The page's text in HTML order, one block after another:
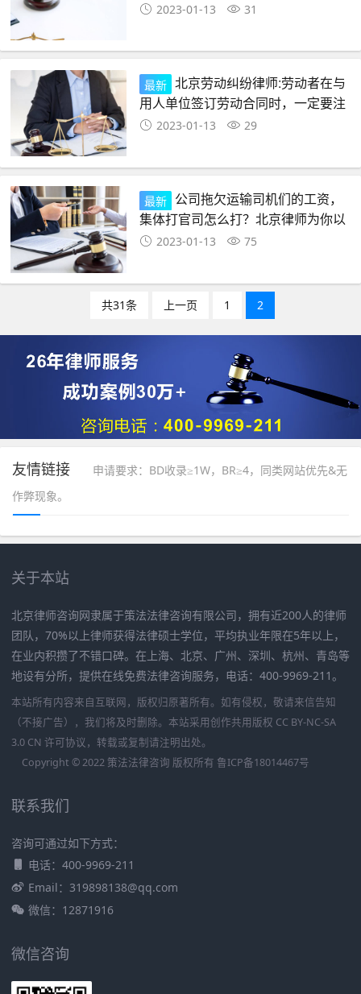
2023-01-13 31
最新 北京劳动纠纷律师:劳动者在与
用人单位签订劳动合同时，一定要注
意这些法律问题
2023-01-13 29
最新 公司拖欠运输司机们的工资，
集体打官司怎么打？北京律师为你以
案释法
2023-01-13 75
共31条 上一页 1 2
友情链接
申请要求：BD收录≥1W，BR≥4，同类网站优先&无
作弊现象。
关于本站
北京律师咨询网隶属于策法法律咨询有限公司，拥有近200人的律师
团队，70%以上律师获得法律硕士学位，平均执业年限在5年以上，
在业内积攒了不错口碑。在上海、北京、广州、深圳、杭州、青岛等
地设有分所，提供在线免费法律咨询服务，电话：400-9969-211。
本站所有内容来自互联网，版权归原著所有。如有侵权，敬请来信告知
（不接广告），我们将及时删除。本站采用创作共用版权 CC BY-NC-SA
3.0 CN 许可协议，转载或复制请注明出处。
Copyright © 2022 策法法律咨询 版权所有 鲁ICP备18014467号
联系我们
咨询可通过如下方式：
电话：400-9969-211
Email：319898138@qq.com
微信：12871916
微信咨询